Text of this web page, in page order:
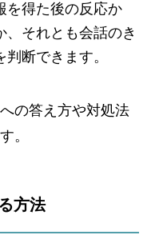
を得た後の反応か
、それとも会話のき
断できます。
の答え方や対処法
。
方法